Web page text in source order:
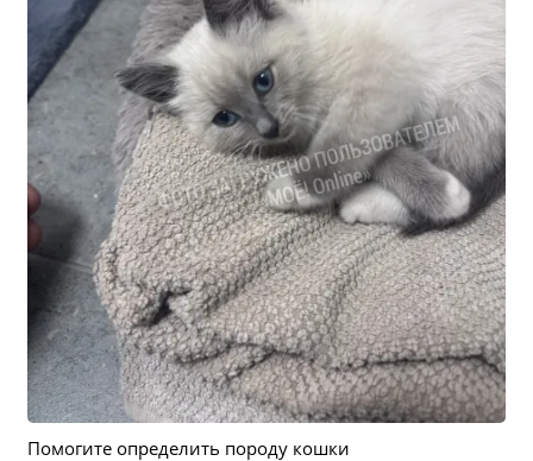
Помогите определить породу кошки